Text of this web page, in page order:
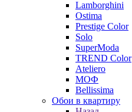
Lamborghini
Ostima
Prestige Color
Solo
SuperModa
TREND Color
Ateliero
МОФ
Bellissima
Обои в квартиру